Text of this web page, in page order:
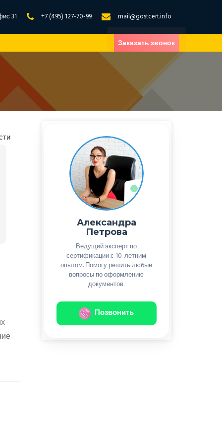
31 +7 (495) 127-70-99 mail@gostcert.info
Заказать звонок
Александра
Петрова
Ведущий эксперт по
сертификации с 10-летним
опытом. Помогу решить любые
вопросы по оформлению
документов.
Позвонить